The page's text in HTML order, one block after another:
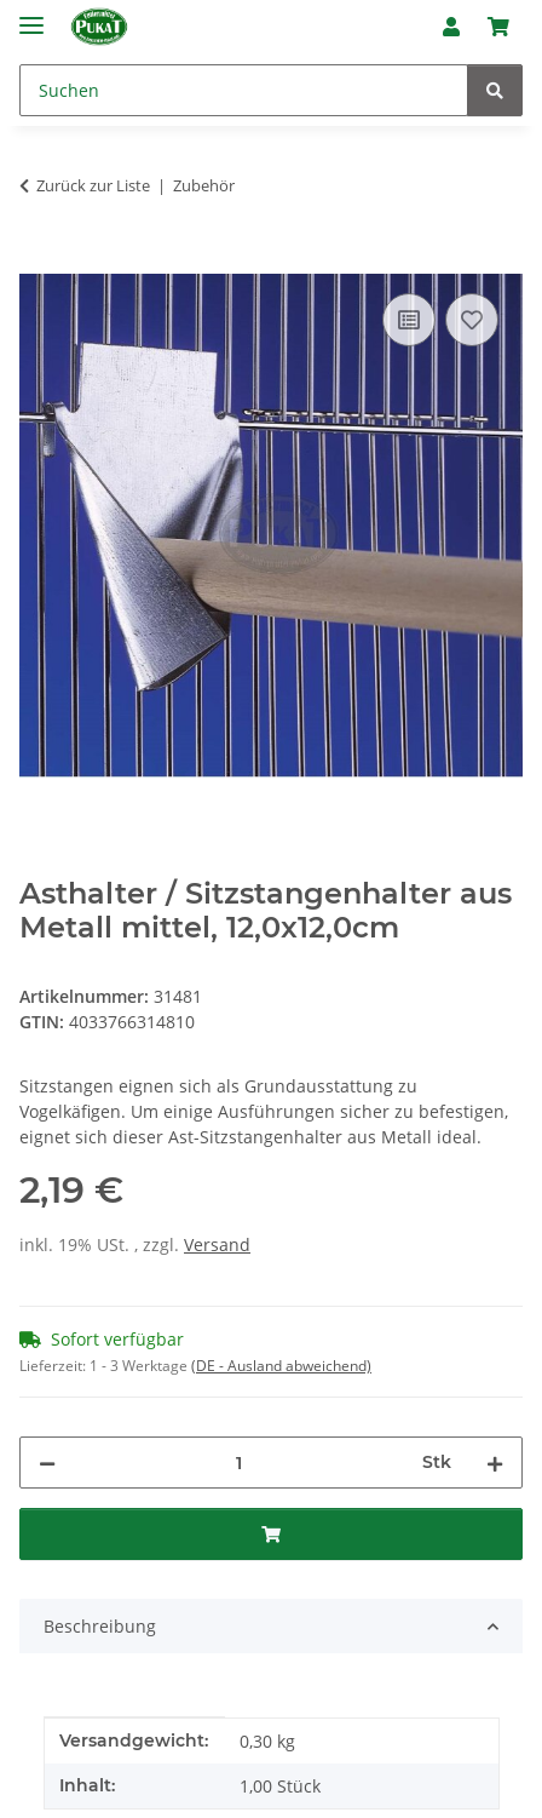
Zurück zur Liste Zubehör
Asthalter / Sitzstangenhalter aus
Metall mittel, 12,0x12,0cm
Artikelnummer: 31481
GTIN: 4033766314810
Sitzstangen eignen sich als Grundausstattung zu
Vogelkäfigen. Um einige Ausführungen sicher zu befestigen,
eignet sich dieser Ast-Sitzstangenhalter aus Metall ideal.
2,19 €
inkl. 19% USt. , zzgl. Versand
Sofort verfügbar
Lieferzeit: 1 - 3 Werktage (DE - Ausland abweichend)
Stk
Beschreibung
Produkteigenschaft
Wert
Versandgewicht: 0,30 kg
Inhalt: 1,00 Stück